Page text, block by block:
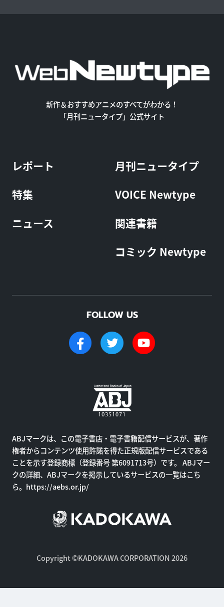
新作＆おすすめアニメのすべてがわかる！
「月刊ニュータイプ」公式サイト
レポート
特集
ニュース
月刊ニュータイプ
VOICE Newtype
関連書籍
コミック Newtype
FOLLOW US
ABJマークは、この電子書店・電子書籍配信サービスが、著作
権者からコンテンツ使用許諾を得た正規版配信サービスである
ことを示す登録商標（登録番号 第6091713号）です。 ABJマー
クの詳細、ABJマークを掲示しているサービスの一覧はこち
ら。 https://aebs.or.jp/
Copyright ©KADOKAWA CORPORATION 2026